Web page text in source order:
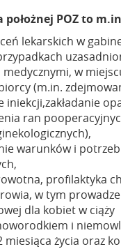
położnej POZ to
lekarskich w
w
(m.in.
iniekcji,zakładanie
ran
warunków i
profilaktyka
w tym
dla kobiet w ciąży
i
miesiąca życia oraz